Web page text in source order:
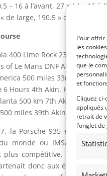
Pour offrir
les
que le
et
Cliquez
appliqués
retrait de
l’onglet
– 16 à l’avant, 27 x 14 – 16 à
de large, 190.5 » de long
400 Lime Rock 23rd Bob
of Le Mans DNF Akin,
500 miles 33rd Akin,
Hours 4th Akin, Haywood #5
500 km 7th Akin, Bell #5
miles 39th Akin, Bell #5
la Porsche 935 était la
monde ou IMSA, mais
plus compétitive. L’usine
donc aux équipes